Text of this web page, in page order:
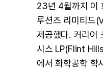
23년 4월까지 이
루션즈 리미티드
제공했다. 커리어
시스 LP(Flint
에서 화학공학 학